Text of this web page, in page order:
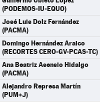
(PODEMOS-IU-EQUO)
José Luis Dolz Fernández
(PACMA)
Domingo Hernández Araico
(RECORTES CERO-GV-PCAS-TC)
Ana Beatriz Asensio Hidalgo
(PACMA)
Alejandro Represa Martín
(PUM+J)